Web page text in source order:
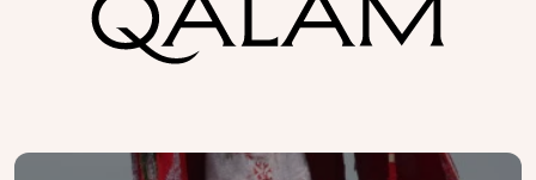
АРНАЙЫ ЖОБАЛАР